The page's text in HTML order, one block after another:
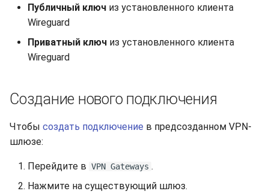
Публичный ключ из установленного клиента
Wireguard
Приватный ключ из установленного клиента
Wireguard
Создание нового подключения
Чтобы создать подключение в предсозданном VPN-
шлюзе:
Перейдите в VPN Gateways .
Нажмите на существующий шлюз.